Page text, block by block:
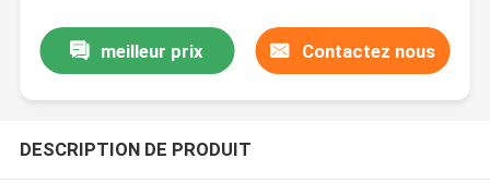
meilleur prix Contactez nous
DESCRIPTION DE PRODUIT